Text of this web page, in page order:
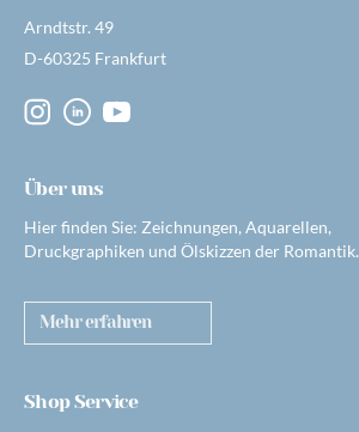
Arndtstr. 49
D-60325 Frankfurt
Über uns
Hier finden Sie: Zeichnungen, Aquarellen,
Druckgraphiken und Ölskizzen der Romantik.
Mehr erfahren
Shop Service